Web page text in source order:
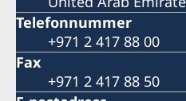
Telefonnummer
+971 2 417 88 00
Fax
+971 2 417 88 50